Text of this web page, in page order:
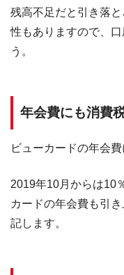
残高不足だと引き落
性もありますので、
う。
年会費にも消費
ビューカードの年会
2019年10月からは10
カードの年会費も引
記します。